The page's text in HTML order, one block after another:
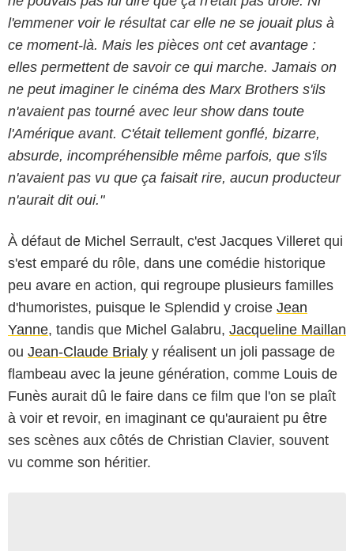
l'emmener voir le résultat car elle ne se jouait plus à
ce moment-là. Mais les pièces ont cet avantage :
elles permettent de savoir ce qui marche. Jamais on
ne peut imaginer le cinéma des Marx Brothers s'ils
n'avaient pas tourné avec leur show dans toute
l'Amérique avant. C'était tellement gonflé, bizarre,
absurde, incompréhensible même parfois, que s'ils
n'avaient pas vu que ça faisait rire, aucun producteur
n'aurait dit oui."
À défaut de Michel Serrault, c'est Jacques Villeret qui
s'est emparé du rôle, dans une comédie historique
peu avare en action, qui regroupe plusieurs familles
d'humoristes, puisque le Splendid y croise Jean
Yanne, tandis que Michel Galabru, Jacqueline Maillan
ou Jean-Claude Brialy y réalisent un joli passage de
flambeau avec la jeune génération, comme Louis de
Funès aurait dû le faire dans ce film que l'on se plaît
à voir et revoir, en imaginant ce qu'auraient pu être
ses scènes aux côtés de Christian Clavier, souvent
vu comme son héritier.